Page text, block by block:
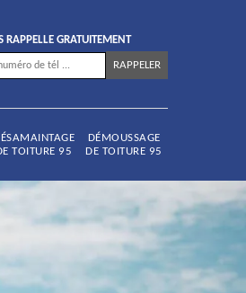
RAPPELLE GRATUITEMENT
TOITURE 95
DÉMOUSSAGE
DE TOITURE 95